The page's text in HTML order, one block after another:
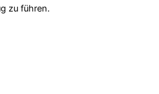
zu führen.